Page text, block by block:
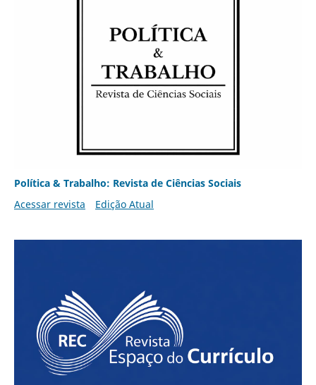
Política & Trabalho: Revista de Ciências Sociais
Acessar revista
Edição Atual